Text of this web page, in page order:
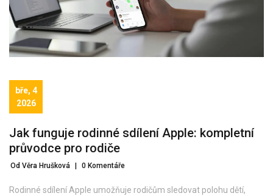
bře, 4
2026
Jak funguje rodinné sdílení Apple: kompletní
průvodce pro rodiče
Od Věra Hrušková 0 Komentáře
Rodinné sdílení Apple umožňuje rodičům sledovat polohu dětí,